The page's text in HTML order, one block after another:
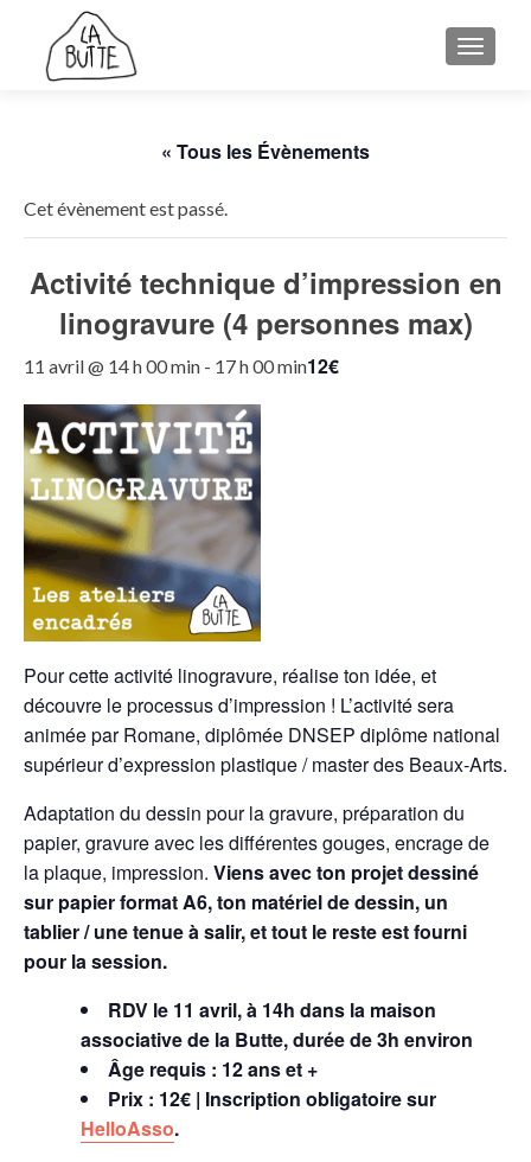
« Tous les Évènements
Cet évènement est passé.
Activité technique d’impression en
linogravure (4 personnes max)
11 avril @ 14 h 00 min - 17 h 00 min12€
Pour cette activité linogravure, réalise ton idée, et
découvre le processus d’impression ! L’activité sera
animée par Romane, diplômée DNSEP diplôme national
supérieur d’expression plastique / master des Beaux-Arts.
Adaptation du dessin pour la gravure, préparation du
papier, gravure avec les différentes gouges, encrage de
la plaque, impression. Viens avec ton projet dessiné
sur papier format A6, ton matériel de dessin, un
tablier / une tenue à salir, et tout le reste est fourni
pour la session.
RDV le 11 avril, à 14h dans la maison
associative de la Butte, durée de 3h environ
Âge requis : 12 ans et +
Prix : 12€ | Inscription obligatoire sur
HelloAsso.